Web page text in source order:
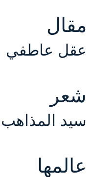
مقال
عقل عاطفي
شعر
سيد المذاهب
عالمها